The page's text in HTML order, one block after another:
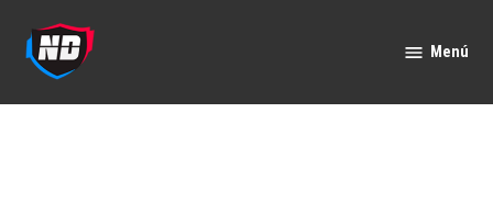
contenido
Menú